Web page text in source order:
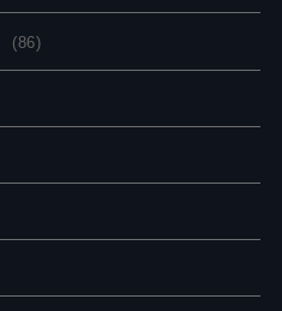
(86)